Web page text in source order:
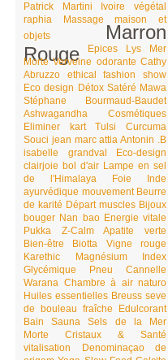
Patrick Martini
Ivoire végétal
raphia
Massage
maison et
objets
Marron
Rouge Epices Lys
Mer
Morte Verveine odorante Cathy
Abruzzo
ethical fashion show
Eco design Détox Satéré Mawa
Stéphane Bourmaud-Baudet
Ashwagandha
Cosmétiques
Eliminer
kart Tulsi
Curcuma
Souci jean marc attia Antonin .B
isabelle grandval
Eco-design
clairjoie bol d'air Lampe en sel
de l'Himalaya
Foie
Inde
ayurvédique mouvement Beurre
de karité Départ muscles Bijoux
bouger Nan bao Energie vitale
Pukka
Z-Calm
Apatite verte
Bien-être
Biotta
Vigne rouge
Karethic
Magnésium
Index
Glycémique
Pneu
Cannelle
Warana Chambre à air naturo
Huiles essentielles Breuss seve
de bouleau fraîche
Edulcorant
Bain
Sauna
Sels de la Mer
Morte
Cristaux & Santé
vitalisation
Denominaçao de